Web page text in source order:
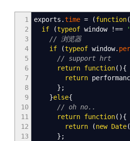
1
2
3
4
5
6
7
8
9
10
11
12
13
exports.time = (function(
if
(typeof window !==
// 浏览器
if
(typeof window.
// support hrt
return function( ){
return
} ;
}else{
// oh no..
return function( ){
return
(new Date(
} ;